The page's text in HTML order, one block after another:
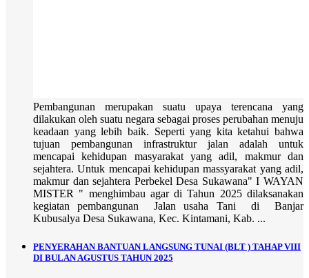
Pembangunan merupakan suatu upaya terencana yang
dilakukan oleh suatu negara sebagai proses perubahan menuju
keadaan yang lebih baik. Seperti yang kita ketahui bahwa
tujuan pembangunan infrastruktur jalan adalah untuk
mencapai kehidupan masyarakat yang adil, makmur dan
sejahtera. Untuk mencapai kehidupan massyarakat yang adil,
makmur dan sejahtera Perbekel Desa Sukawana" I WAYAN
MISTER " menghimbau agar di Tahun 2025 dilaksanakan
kegiatan pembangunan Jalan usaha Tani di Banjar
Kubusalya Desa Sukawana, Kec. Kintamani, Kab. ...
PENYERAHAN BANTUAN LANGSUNG TUNAI (BLT ) TAHAP VIII
DI BULAN AGUSTUS TAHUN 2025